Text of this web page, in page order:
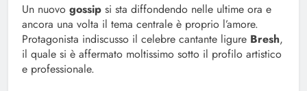
Un nuovo gossip si sta diffondendo nelle ultime ora e
ancora una volta il tema centrale è proprio l’amore.
Protagonista indiscusso il celebre cantante ligure Bresh,
il quale si è affermato moltissimo sotto il profilo artistico
e professionale.